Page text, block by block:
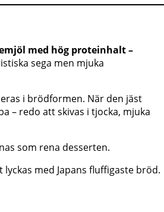
med hög proteinhalt –
sega men mjuka
i brödformen. När den jäst
– redo att skivas i tjocka, mjuka
som rena desserten.
med Japans fluffigaste bröd.